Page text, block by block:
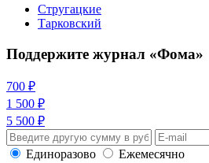
Стругацкие
Тарковский
Поддержите журнал «Фома»
700 ₽
1 500 ₽
5 500 ₽
Единоразово
Ежемесячно